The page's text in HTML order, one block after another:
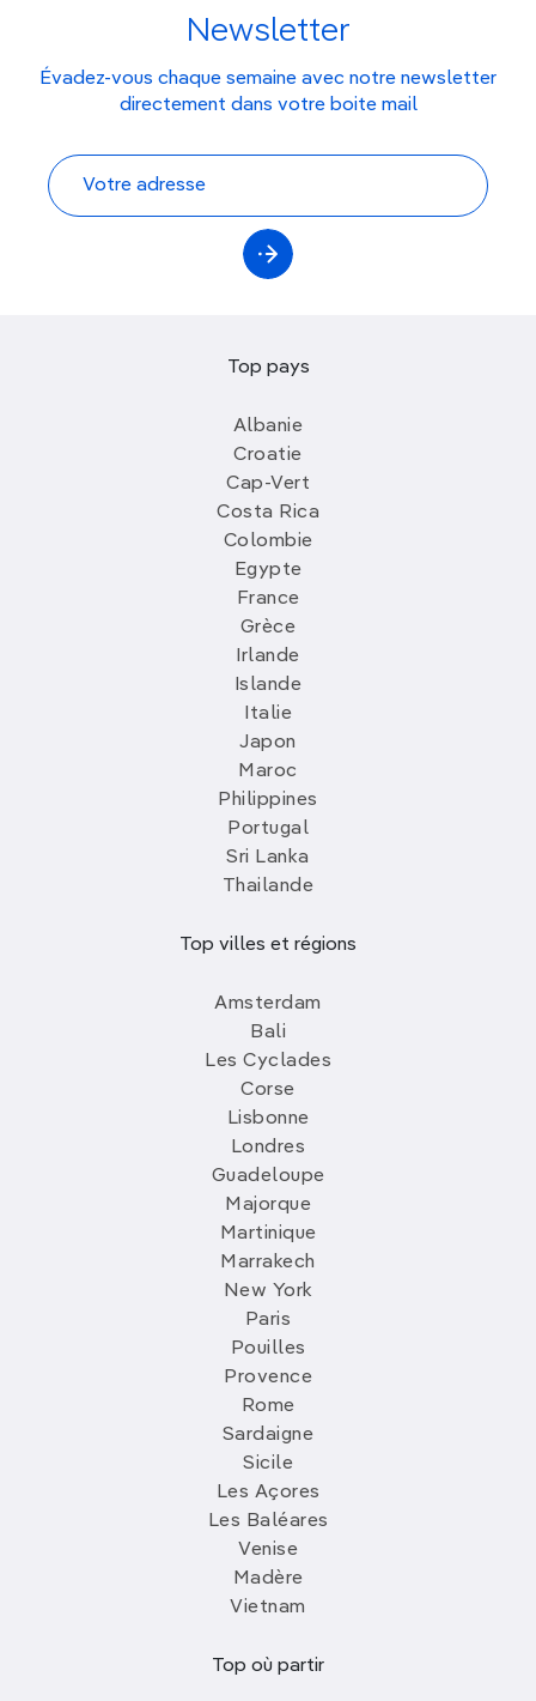
Newsletter
Évadez-vous chaque semaine avec notre newsletter
directement dans votre boite mail
Top pays
Albanie
Croatie
Cap-Vert
Costa Rica
Colombie
Egypte
France
Grèce
Irlande
Islande
Italie
Japon
Maroc
Philippines
Portugal
Sri Lanka
Thailande
Top villes et régions
Amsterdam
Bali
Les Cyclades
Corse
Lisbonne
Londres
Guadeloupe
Majorque
Martinique
Marrakech
New York
Paris
Pouilles
Provence
Rome
Sardaigne
Sicile
Les Açores
Les Baléares
Venise
Madère
Vietnam
Top où partir